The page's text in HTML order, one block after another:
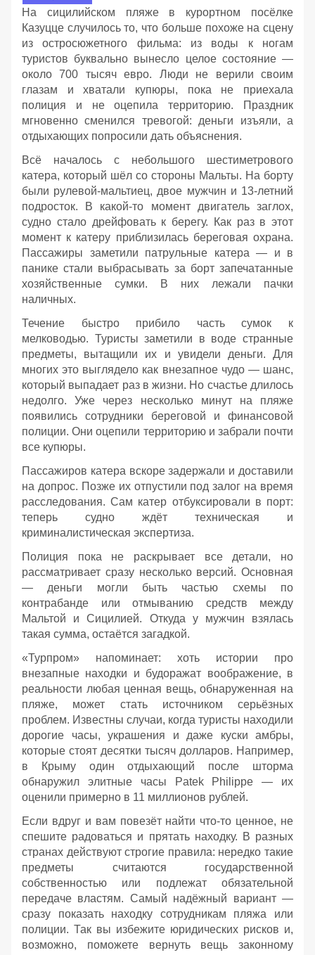
На сицилийском пляже в курортном посёлке
Казуцце случилось то, что больше похоже на сцену
из остросюжетного фильма: из воды к ногам
туристов буквально вынесло целое состояние —
около 700 тысяч евро. Люди не верили своим
глазам и хватали купюры, пока не приехала
полиция и не оцепила территорию. Праздник
мгновенно сменился тревогой: деньги изъяли, а
отдыхающих попросили дать объяснения.
Всё началось с небольшого шестиметрового
катера, который шёл со стороны Мальты. На борту
были рулевой‑мальтиец, двое мужчин и 13‑летний
подросток. В какой‑то момент двигатель заглох,
судно стало дрейфовать к берегу. Как раз в этот
момент к катеру приблизилась береговая охрана.
Пассажиры заметили патрульные катера — и в
панике стали выбрасывать за борт запечатанные
хозяйственные сумки. В них лежали пачки
наличных.
Течение быстро прибило часть сумок к
мелководью. Туристы заметили в воде странные
предметы, вытащили их и увидели деньги. Для
многих это выглядело как внезапное чудо — шанс,
который выпадает раз в жизни. Но счастье длилось
недолго. Уже через несколько минут на пляже
появились сотрудники береговой и финансовой
полиции. Они оцепили территорию и забрали почти
все купюры.
Пассажиров катера вскоре задержали и доставили
на допрос. Позже их отпустили под залог на время
расследования. Сам катер отбуксировали в порт:
теперь судно ждёт техническая и
криминалистическая экспертиза.
Полиция пока не раскрывает все детали, но
рассматривает сразу несколько версий. Основная
— деньги могли быть частью схемы по
контрабанде или отмыванию средств между
Мальтой и Сицилией. Откуда у мужчин взялась
такая сумма, остаётся загадкой.
«Турпром» напоминает: хоть истории про
внезапные находки и будоражат воображение, в
реальности любая ценная вещь, обнаруженная на
пляже, может стать источником серьёзных
проблем. Известны случаи, когда туристы находили
дорогие часы, украшения и даже куски амбры,
которые стоят десятки тысяч долларов. Например,
в Крыму один отдыхающий после шторма
обнаружил элитные часы Patek Philippe — их
оценили примерно в 11 миллионов рублей.
Если вдруг и вам повезёт найти что‑то ценное, не
спешите радоваться и прятать находку. В разных
странах действуют строгие правила: нередко такие
предметы считаются государственной
собственностью или подлежат обязательной
передаче властям. Самый надёжный вариант —
сразу показать находку сотрудникам пляжа или
полиции. Так вы избежите юридических рисков и,
возможно, поможете вернуть вещь законному